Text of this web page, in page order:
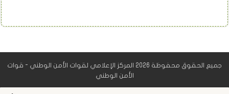
جميع الحقوق محفوظة 2026 المركز الإعلامي لقوات الأمن الوطني - قوات
الأمن الوطني